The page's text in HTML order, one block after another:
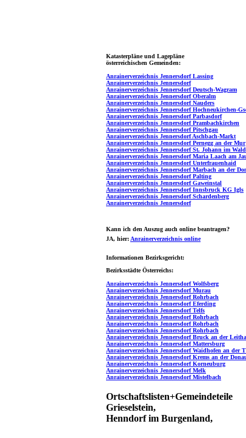
Katasterpläne und Lagepläne
österreichischen Gemeinden:
Anrainerverzeichnis Jennersdorf Lassing
Anrainerverzeichnis Jennersdorf
Anrainerverzeichnis Jennersdorf Deutsch-Wagram
Anrainerverzeichnis Jennersdorf Oberalm
Anrainerverzeichnis Jennersdorf Nauders
Anrainerverzeichnis Jennersdorf Hochneukirchen-
Anrainerverzeichnis Jennersdorf Parbasdorf
Anrainerverzeichnis Jennersdorf Prambachkirchen
Anrainerverzeichnis Jennersdorf Pitschgau
Anrainerverzeichnis Jennersdorf Aschbach-Markt
Anrainerverzeichnis Jennersdorf Pernegg an der Mur
Anrainerverzeichnis Jennersdorf St. Johann im
Anrainerverzeichnis Jennersdorf Maria Laach am
Anrainerverzeichnis Jennersdorf Unterfrauenhaid
Anrainerverzeichnis Jennersdorf Marbach an der
Anrainerverzeichnis Jennersdorf Palting
Anrainerverzeichnis Jennersdorf Gaweinstal
Anrainerverzeichnis Jennersdorf Innsbruck KG Igls
Anrainerverzeichnis Jennersdorf Schardenberg
Anrainerverzeichnis Jennersdorf
Kann ich den Auszug auch online beantragen?
JA, hier: Anrainerverzeichnis online
Informationen Bezirksgericht:
Bezirksstädte Österreichs:
Anrainerverzeichnis Jennersdorf Wolfsberg
Anrainerverzeichnis Jennersdorf Murau
Anrainerverzeichnis Jennersdorf Rohrbach
Anrainerverzeichnis Jennersdorf Eferding
Anrainerverzeichnis Jennersdorf Telfs
Anrainerverzeichnis Jennersdorf Rohrbach
Anrainerverzeichnis Jennersdorf Rohrbach
Anrainerverzeichnis Jennersdorf Rohrbach
Anrainerverzeichnis Jennersdorf Bruck an der Leitha
Anrainerverzeichnis Jennersdorf Mattersburg
Anrainerverzeichnis Jennersdorf Waidhofen an der
Anrainerverzeichnis Jennersdorf Krems an der
Anrainerverzeichnis Jennersdorf Korneuburg
Anrainerverzeichnis Jennersdorf Melk
Anrainerverzeichnis Jennersdorf Mistelbach
Ortschaftslisten+Gemeindeteile
Grieselstein,
Henndorf im Burgenland,